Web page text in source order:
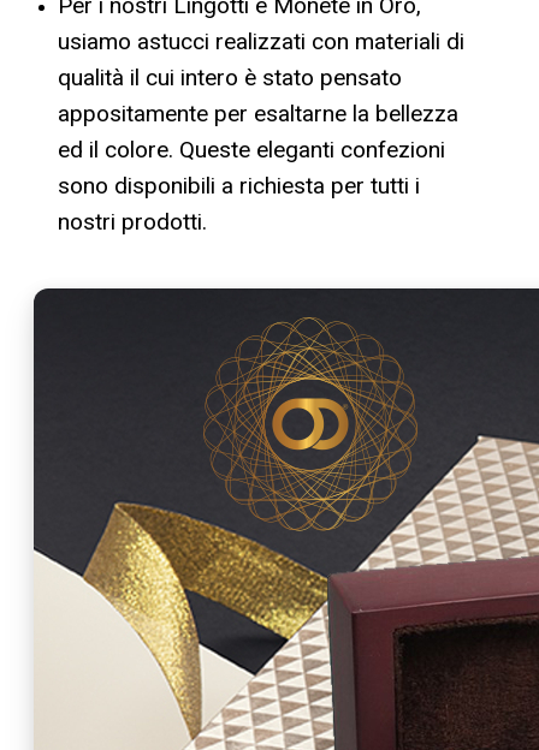
usiamo astucci realizzati con materiali di
qualità il cui intero è stato pensato
appositamente per esaltarne la bellezza
ed il colore. Queste eleganti confezioni
sono disponibili a richiesta per tutti i
nostri prodotti.